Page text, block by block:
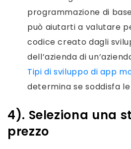
programmazione di
può aiutarti a valutare
codice creato dagli
dell’azienda di
Tipi di sviluppo di app
determina se soddisfa
4). Seleziona una
prezzo